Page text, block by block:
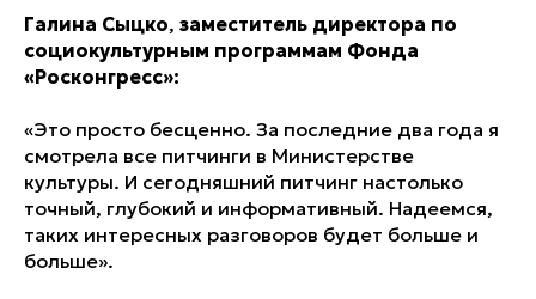
Галина Сыцко, заместитель директора по
социокультурным программам Фонда
«Росконгресс»:
«Это просто бесценно. За последние два года я
смотрела все питчинги в Министерстве
культуры. И сегодняшний питчинг настолько
точный, глубокий и информативный. Надеемся,
таких интересных разговоров будет больше и
больше».